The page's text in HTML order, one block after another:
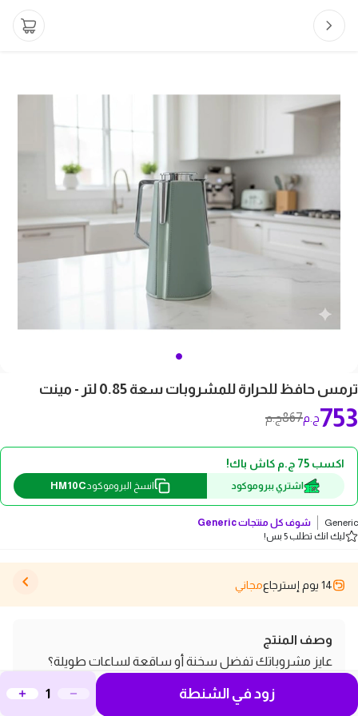
ترمس حافظ للحرارة للمشروبات سعة 0.85 لتر - مينت
867ج.م 753ج.م
اكسب 75 ج.م كاش باك!
اشتري ببروموكود انسخ البروموكود HM10C
Generic شوف كل منتجاتGeneric
ليك انك تطلب 5 بس!
14 يوم إسترجاع مجاني
وصف المنتج
عايز مشروباتك تفضل سخنة أو ساقعة لساعات طويلة؟
جبنالك ترمس الحافظ للحرارة اللي هيظبطلك يومك! مثالي
زود في الشنطة